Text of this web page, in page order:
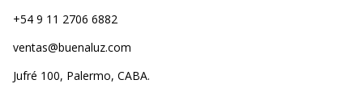
+54 9 11 2706 6882
ventas@buenaluz.com
Jufré 100, Palermo, CABA.